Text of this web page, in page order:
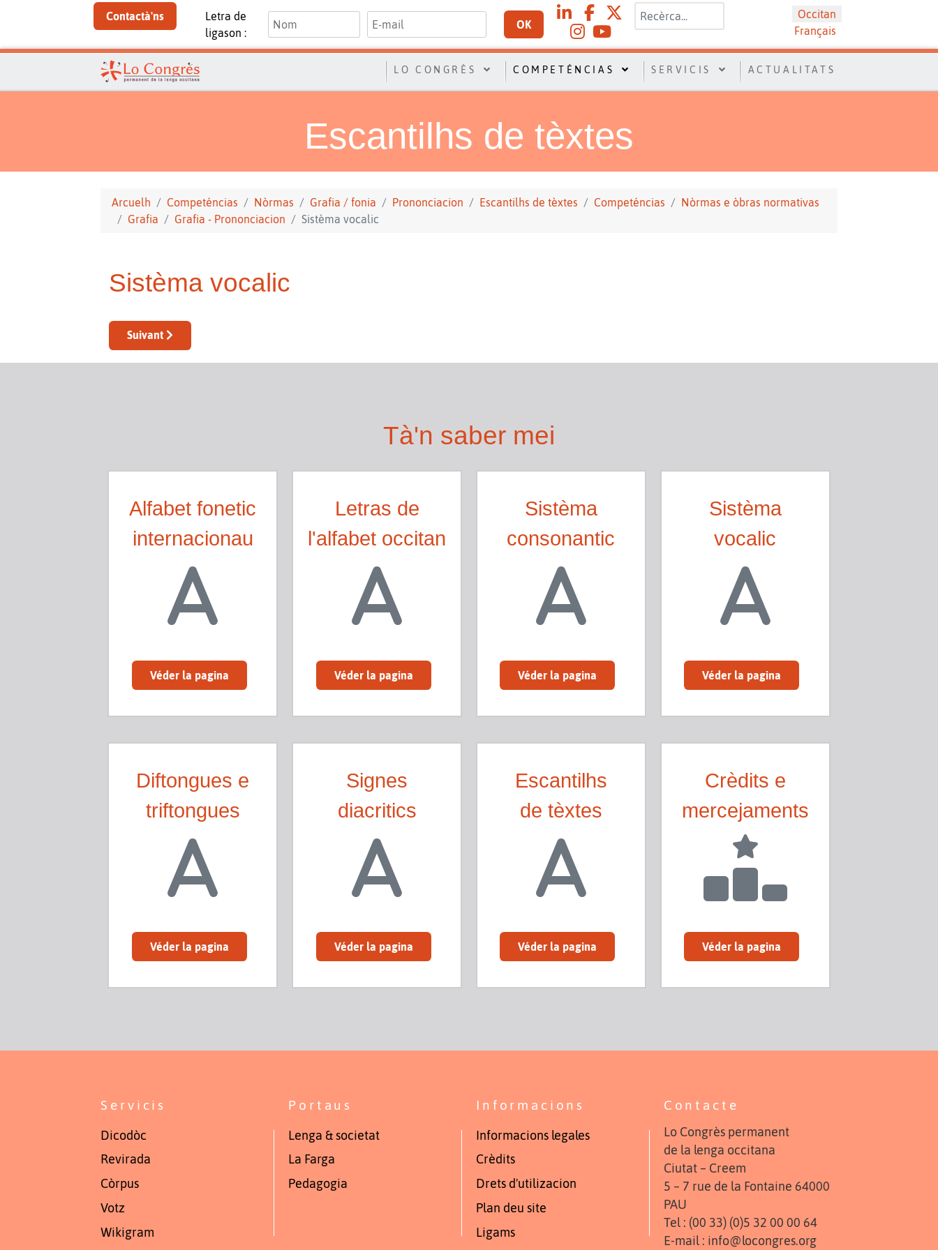
Contactà'ns
Letra de
ligason :
OK
Valider Sélectionnez votre langue
Occitan
Français
LO CONGRÈS COMPETÉNCIAS SERVICIS ACTUALITATS
Escantilhs de tèxtes
Arcuelh Competéncias Nòrmas Grafia / fonia Prononciacion Escantilhs de tèxtes Competéncias
Nòrmas e òbras normativas
Grafia
Grafia - Prononciacion Sistèma vocalic
Sistèma vocalic
Article suivant : Letras de l'alfabet occitan
Suivant
Tà'n saber mei
Alfabet fonetic
internacionau
Véder la pagina
Letras de
l'alfabet occitan
Véder la pagina
Sistèma
consonantic
Véder la pagina
Sistèma
vocalic
Véder la pagina
Diftongues e
triftongues
Véder la pagina
Signes
diacritics
Véder la pagina
Escantilhs
de tèxtes
Véder la pagina
Crèdits e
mercejaments
Véder la pagina
Servicis
Dicodòc
Revirada
Còrpus
Votz
Wikigram
Portaus
Lenga & societat
La Farga
Pedagogia
Informacions
Informacions legales
Crèdits
Drets d'utilizacion
Plan deu site
Ligams
Contacte
Lo Congrès permanent
de la lenga occitana
Ciutat – Creem
5 – 7 rue de la Fontaine 64000
PAU
Tel : (00 33) (0)5 32 00 00 64
E-mail : info@locongres.org